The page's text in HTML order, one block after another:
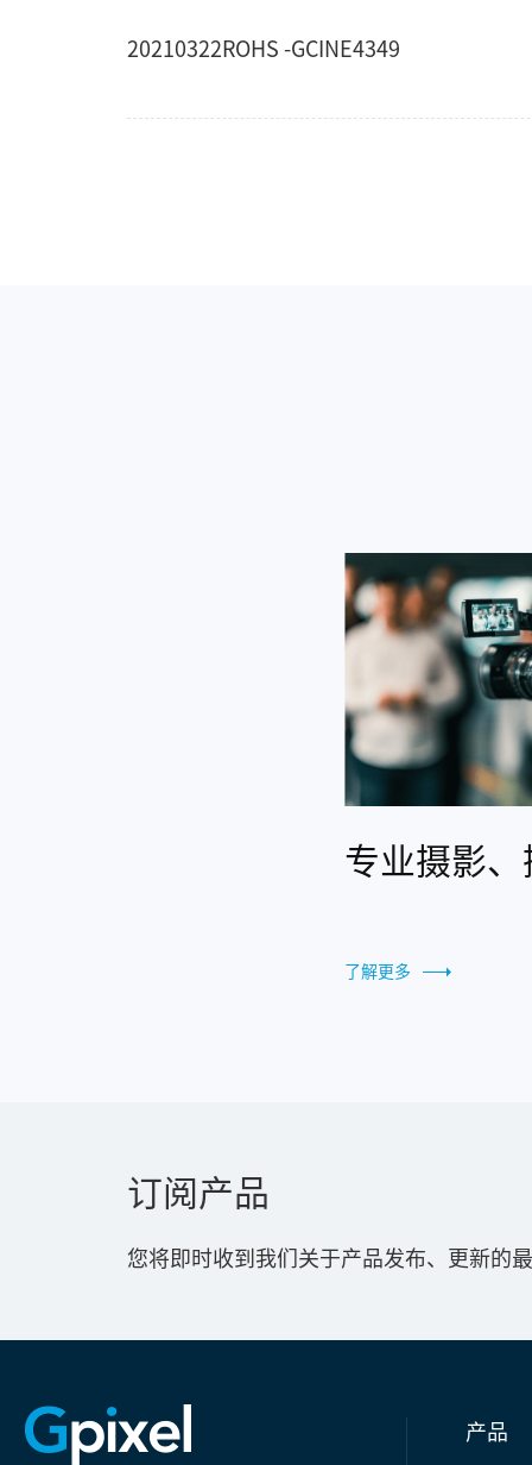
20210322ROHS -GCINE4349
专业摄影、
了解更多
订阅产品
您将即时收到我们关于产品发布、更新的
产品